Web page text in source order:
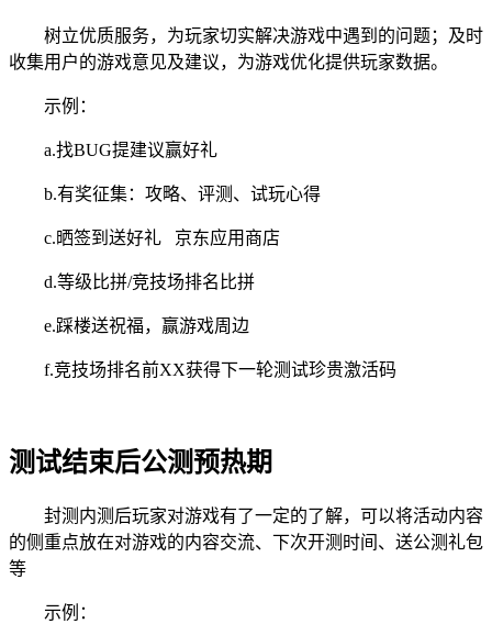
树立优质服务，为玩家切实解决游戏中遇到的问题；及时
收集用户的游戏意见及建议，为游戏优化提供玩家数据。
示例：
a.找BUG提建议赢好礼
b.有奖征集：攻略、评测、试玩心得
c.晒签到送好礼 京东应用商店
d.等级比拼/竞技场排名比拼
e.踩楼送祝福，赢游戏周边
f.竞技场排名前XX获得下一轮测试珍贵激活码
测试结束后公测预热期
封测内测后玩家对游戏有了一定的了解，可以将活动内容
的侧重点放在对游戏的内容交流、下次开测时间、送公测礼包
等
示例：